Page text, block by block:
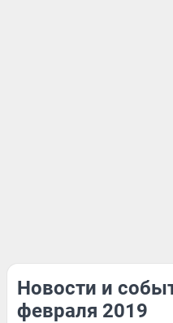
Новости и
февраля 2019